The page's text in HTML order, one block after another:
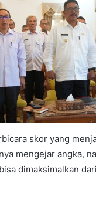
skor yang
mengejar angka,
dimaksimalkan